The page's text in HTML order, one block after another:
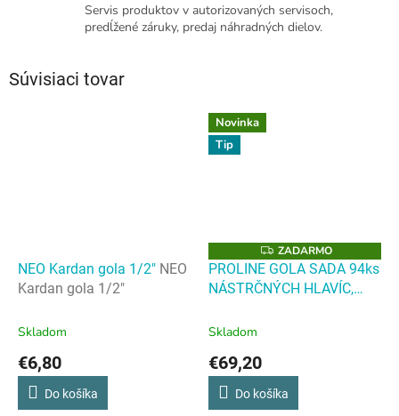
Servis produktov v autorizovaných servisoch,
predĺžené záruky, predaj náhradných dielov.
Súvisiaci tovar
NEO Kardan gola 1/2" NEO
Kardan gola 1/2"
Skladom
€6,80
Do košíka
Novinka
Tip
Z
A
D
A
ZADARMO
PROLINE GOLA SADA 94ks
NÁSTRČNÝCH HLAVÍC,
PROLINE GOLA SADA 94ks
CRV, S2, 1/2", 1/4", BMC
Skladom
€69,20
Do košíka